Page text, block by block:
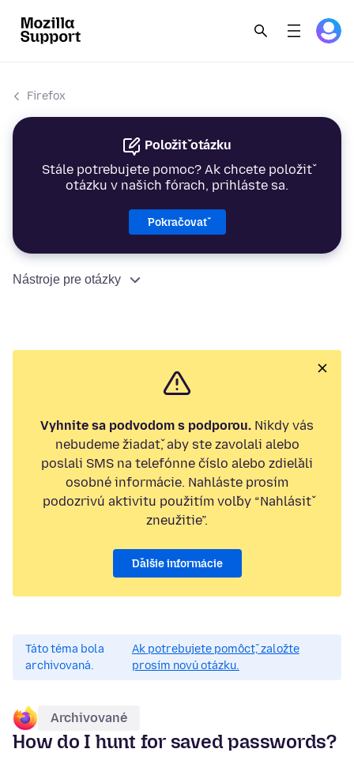
Firefox
Položiť otázku
Stále potrebujete pomoc? Ak chcete položiť
otázku v našich fórach, prihláste sa.
Pokračovať
Nástroje pre otázky
Vyhnite sa podvodom s podporou. Nikdy vás
nebudeme žiadať, aby ste zavolali alebo
poslali SMS na telefónne číslo alebo zdieľali
osobné informácie. Nahláste prosím
podozrivú aktivitu použitím voľby “Nahlásiť
zneužitie”.
Ďalšie informácie
Táto téma bola
archivovaná.
Ak potrebujete pomôcť, založte
prosím novú otázku.
Archivované
How do I hunt for saved passwords?